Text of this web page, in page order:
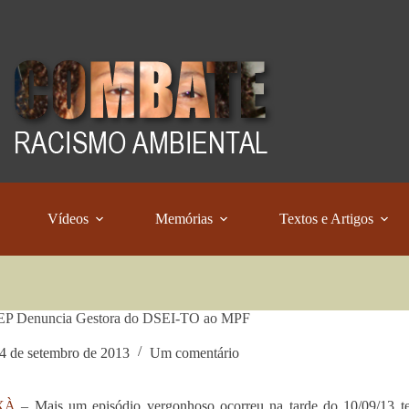
Vídeos Memórias Textos e Artigos
Denuncia Gestora do DSEI-TO ao MPF
de setembro de 2013 Um comentário
– Mais um episódio vergonhoso ocorreu na tarde do 10/09/13